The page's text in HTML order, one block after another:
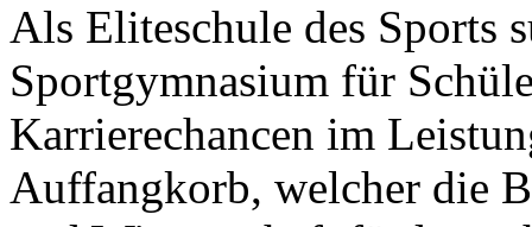
Als Eliteschule des Sports
Sportgymnasium für
Karrierechancen im
Auffangkorb, welcher die